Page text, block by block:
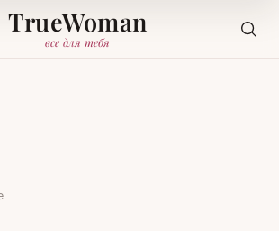
TrueWoman
все для тебя